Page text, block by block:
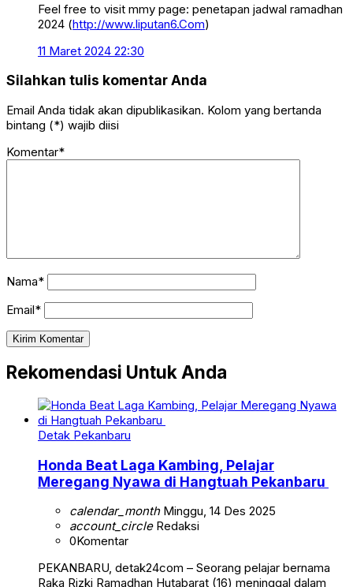
Feel free to visit mmy page: penetapan jadwal ramadhan
2024 (http://www.liputan6.Com)
11 Maret 2024 22:30
Silahkan tulis komentar Anda
Email Anda tidak akan dipublikasikan. Kolom yang bertanda
bintang (*) wajib diisi
Komentar*
Nama*
Email*
Rekomendasi Untuk Anda
Detak Pekanbaru
Honda Beat Laga Kambing, Pelajar
Meregang Nyawa di Hangtuah Pekanbaru
calendar_monthMinggu, 14 Des 2025
account_circleRedaksi
0Komentar
PEKANBARU, detak24com – Seorang pelajar bernama
Raka Rizki Ramadhan Hutabarat (16) meninggal dalam